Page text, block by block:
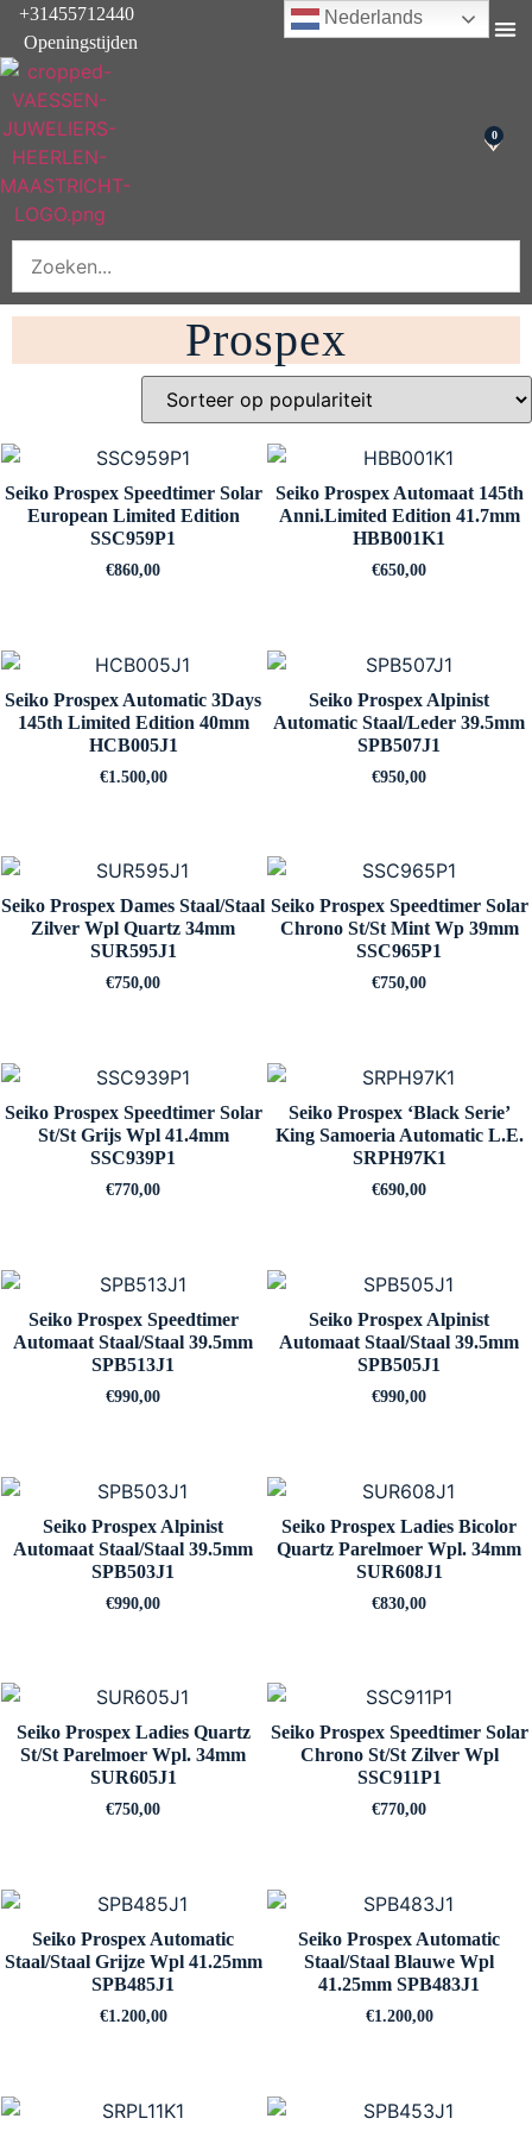
+31455712440
Openingstijden
0
Prospex
Seiko Prospex Speedtimer Solar
European Limited Edition
SSC959P1
€860,00
Seiko Prospex Automaat 145th
Anni.Limited Edition 41.7mm
HBB001K1
€650,00
Seiko Prospex Automatic 3Days
145th Limited Edition 40mm
HCB005J1
€1.500,00
Seiko Prospex Alpinist
Automatic Staal/Leder 39.5mm
SPB507J1
€950,00
Seiko Prospex Dames Staal/Staal
Zilver Wpl Quartz 34mm
SUR595J1
€750,00
Seiko Prospex Speedtimer Solar
Chrono St/St Mint Wp 39mm
SSC965P1
€750,00
Seiko Prospex Speedtimer Solar
St/St Grijs Wpl 41.4mm
SSC939P1
€770,00
Seiko Prospex ‘Black Serie’
King Samoeria Automatic L.E.
SRPH97K1
€690,00
Seiko Prospex Speedtimer
Automaat Staal/Staal 39.5mm
SPB513J1
€990,00
Seiko Prospex Alpinist
Automaat Staal/Staal 39.5mm
SPB505J1
€990,00
Seiko Prospex Alpinist
Automaat Staal/Staal 39.5mm
SPB503J1
€990,00
Seiko Prospex Ladies Bicolor
Quartz Parelmoer Wpl. 34mm
SUR608J1
€830,00
Seiko Prospex Ladies Quartz
St/St Parelmoer Wpl. 34mm
SUR605J1
€750,00
Seiko Prospex Speedtimer Solar
Chrono St/St Zilver Wpl
SSC911P1
€770,00
Seiko Prospex Automatic
Staal/Staal Grijze Wpl 41.25mm
SPB485J1
€1.200,00
Seiko Prospex Automatic
Staal/Staal Blauwe Wpl
41.25mm SPB483J1
€1.200,00
Nederlands